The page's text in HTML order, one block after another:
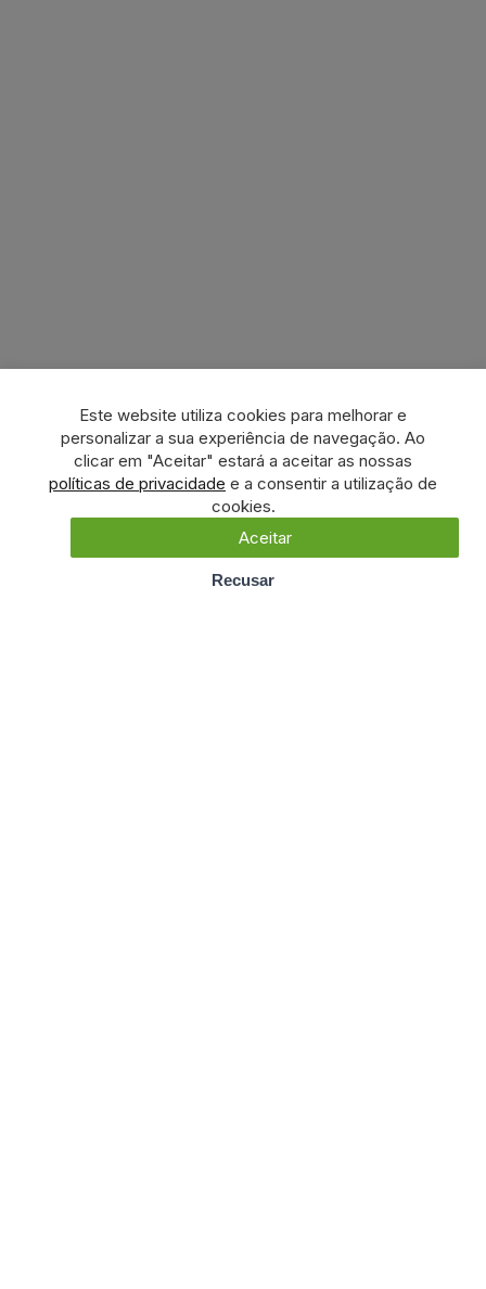
Este website utiliza cookies para melhorar e
personalizar a sua experiência de navegação. Ao
clicar em "Aceitar" estará a aceitar as nossas
políticas de privacidade e a consentir a utilização de
cookies.
Aceitar
Recusar